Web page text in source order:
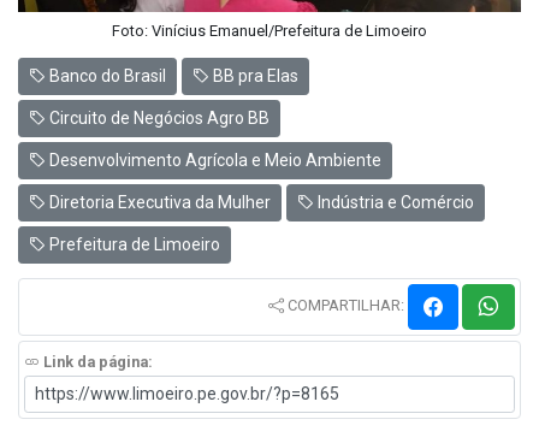
Foto: Vinícius Emanuel/Prefeitura de Limoeiro
Banco do Brasil BB pra Elas
Circuito de Negócios Agro BB
Desenvolvimento Agrícola e Meio Ambiente
Diretoria Executiva da Mulher Indústria e Comércio
Prefeitura de Limoeiro
COMPARTILHAR:
Link da página: